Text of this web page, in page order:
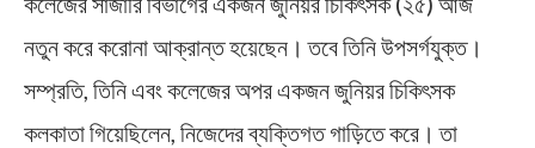
নতুন করে করোনা আক্রান্ত হয়েছেন। তবে তিনি উপসর্গযুক্ত।
সম্প্রতি, তিনি এবং কলেজের অপর একজন জুনিয়র চিকিৎসক
কলকাতা গিয়েছিলেন, নিজেদের ব্যক্তিগত গাড়িতে করে। তা